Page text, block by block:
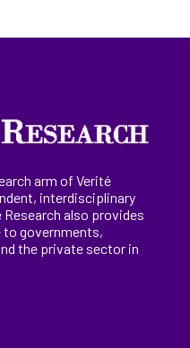
arm of Verité
interdisciplinary
Research also provides
to governments,
the private sector in